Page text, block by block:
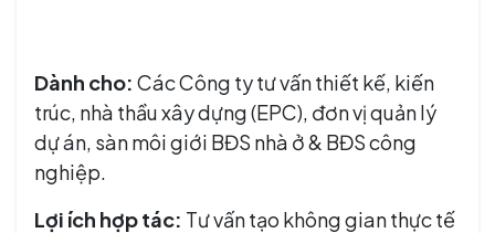
Dành cho: Các Công ty tư vấn thiết kế, kiến
trúc, nhà thầu xây dựng (EPC), đơn vị quản lý
dự án, sàn môi giới BĐS nhà ở & BĐS công
nghiệp.
Lợi ích hợp tác: Tư vấn tạo không gian thực tế